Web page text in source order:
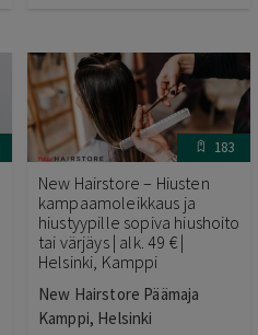
183
New Hairstore – Hiusten
kampaamoleikkaus ja
hiustyypille sopiva hiushoito
tai värjäys | alk. 49 € |
Helsinki, Kamppi
New Hairstore Päämaja
Kamppi, Helsinki